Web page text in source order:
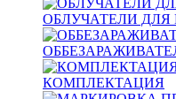
ОБЛУЧАТЕЛИ
КОМПЛЕКТАЦИЯ